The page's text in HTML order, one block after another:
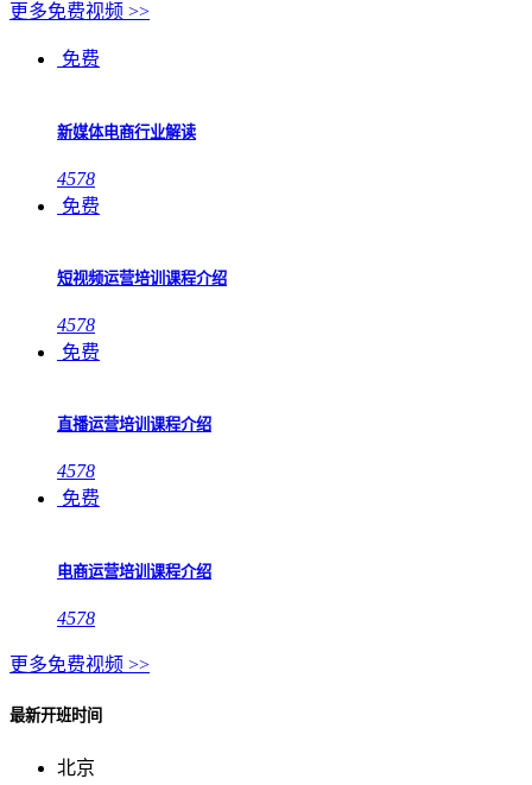
更多免费视频 >>
免费
新媒体电商行业解读
4578
免费
短视频运营培训课程介绍
4578
免费
直播运营培训课程介绍
4578
免费
电商运营培训课程介绍
4578
更多免费视频 >>
最新开班时间
北京